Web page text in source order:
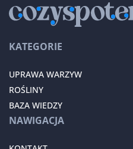
KATEGORIE
UPRAWA WARZYW
ROŚLINY
BAZA WIEDZY
NAWIGACJA